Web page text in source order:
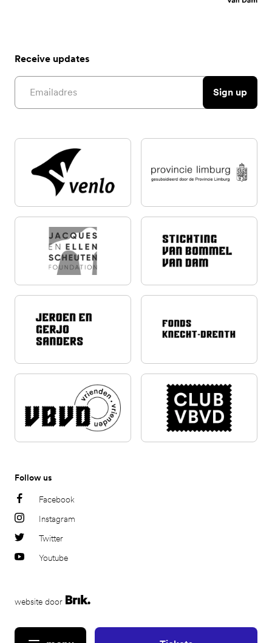
Receive updates
Email address
Sign up
Follow us
Facebook
Instagram
Twitter
Youtube
website door